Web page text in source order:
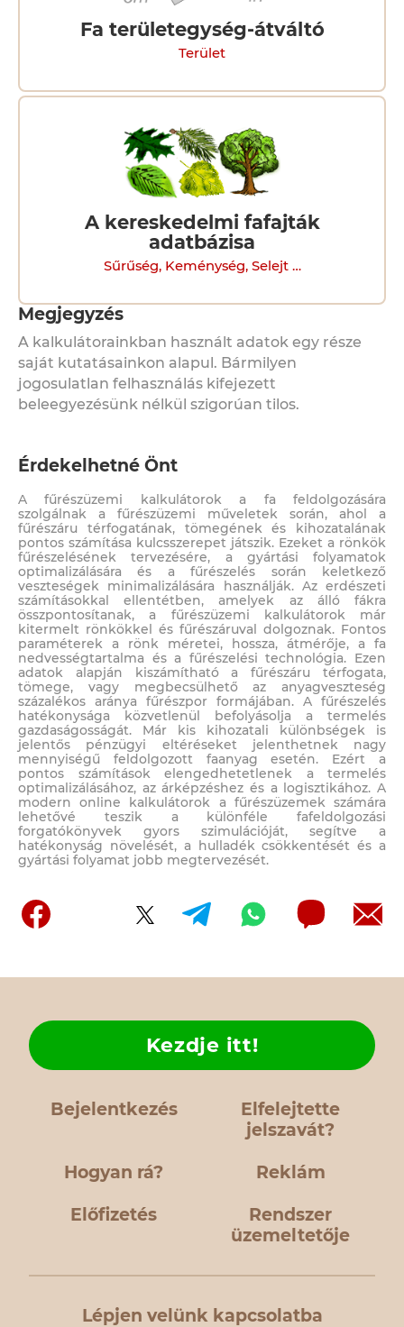
A fűrészüzemi kalkulátorok a fa feldolgozására
szolgálnak a fűrészüzemi műveletek során, ahol a
fűrészáru térfogatának, tömegének és kihozatalának
pontos számítása kulcsszerepet játszik. Ezeket a rönkök
fűrészelésének tervezésére, a gyártási folyamatok
optimalizálására és a fűrészelés során keletkező
veszteségek minimalizálására használják. Az erdészeti
számításokkal ellentétben, amelyek az álló fákra
összpontosítanak, a fűrészüzemi kalkulátorok már
kitermelt rönkökkel és fűrészáruval dolgoznak. Fontos
paraméterek a rönk méretei, hossza, átmérője, a fa
nedvességtartalma és a fűrészelési technológia. Ezen
adatok alapján kiszámítható a fűrészáru térfogata,
tömege, vagy megbecsülhető az anyagveszteség
százalékos aránya fűrészpor formájában. A fűrészelés
hatékonysága közvetlenül befolyásolja a termelés
gazdaságosságát. Már kis kihozatali különbségek is
jelentős pénzügyi eltéréseket jelenthetnek nagy
mennyiségű feldolgozott faanyag esetén. Ezért a
pontos számítások elengedhetetlenek a termelés
optimalizálásához, az árképzéshez és a logisztikához. A
modern online kalkulátorok a fűrészüzemek számára
lehetővé teszik a különféle fafeldolgozási
forgatókönyvek gyors szimulációját, segítve a
hatékonyság növelését, a hulladék csökkentését és a
gyártási folyamat jobb megtervezését.
Fa területegység-átváltó
Terület
A kereskedelmi fafajták
adatbázisa
Sűrűség, Keménység, Selejt …
Megjegyzés
A kalkulátorainkban használt adatok egy része
saját kutatásainkon alapul. Bármilyen
jogosulatlan felhasználás kifejezett
beleegyezésünk nélkül szigorúan tilos.
Érdekelhetné Önt
Bejelentkezés
Elfelejtette
jelszavát?
Hogyan rá?
Kezdje itt!
Reklám
Előfizetés
Rendszer
üzemeltetője
Lépjen velünk kapcsolatba